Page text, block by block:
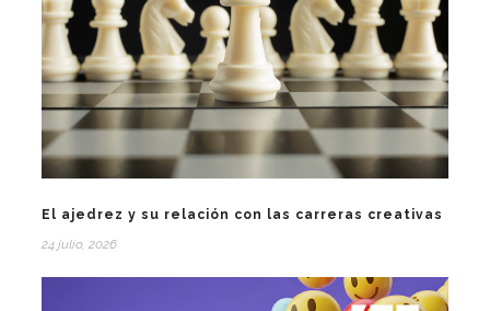
El ajedrez y su relación con las carreras creativas
24 julio, 2026